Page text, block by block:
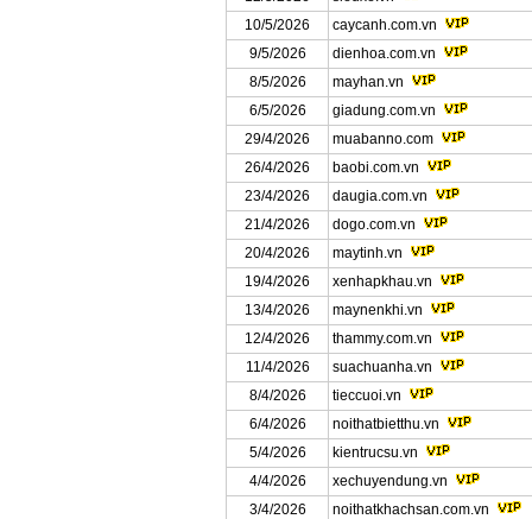
10/5/2026
caycanh.com.vn
9/5/2026
dienhoa.com.vn
8/5/2026
mayhan.vn
6/5/2026
giadung.com.vn
29/4/2026
muabanno.com
26/4/2026
baobi.com.vn
23/4/2026
daugia.com.vn
21/4/2026
dogo.com.vn
20/4/2026
maytinh.vn
19/4/2026
xenhapkhau.vn
13/4/2026
maynenkhi.vn
12/4/2026
thammy.com.vn
11/4/2026
suachuanha.vn
8/4/2026
tieccuoi.vn
6/4/2026
noithatbietthu.vn
5/4/2026
kientrucsu.vn
4/4/2026
xechuyendung.vn
3/4/2026
noithatkhachsan.com.vn